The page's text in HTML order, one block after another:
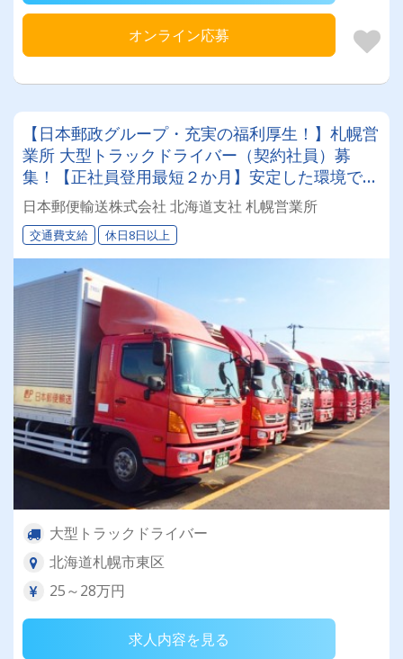
オンライン応募
【日本郵政グループ・充実の福利厚生！】札幌営
業所 大型トラックドライバー（契約社員）募
集！【正社員登用最短２か月】安定した環境で腰
を据えて働きたい、そんなあなたにピッタリ！
日本郵便輸送株式会社 北海道支社 札幌営業所
交通費支給 休日8日以上
大型トラックドライバー
北海道札幌市東区
25～28万円
求人内容を見る